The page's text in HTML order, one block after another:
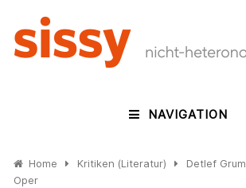
NAVIGATION
Home Kritiken (Literatur)
Detlef
Oper